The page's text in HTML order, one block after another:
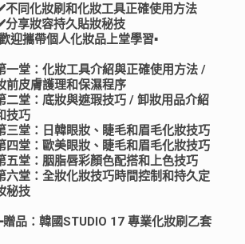
同化妝刷和化妝工具正確使用方法
享妝容持久貼妝秘技
迎攜帶個人化妝品上堂學習▪️
一堂：化妝工具介紹與正確使用方法 /
前皮膚護理和保濕程序
二堂：底妝與遮瑕技巧 / 卸妝用品介紹
技巧
三堂：日韓眼妝、睫毛和眉毛化妝技巧
四堂：歐美眼妝、睫毛和眉毛化妝技巧
五堂：胭脂唇彩顏色配搭和上色技巧
六堂：全妝化妝技巧時間控制和持久定
秘技
贈品：韓國STUDIO 17 專業化妝刷乙套